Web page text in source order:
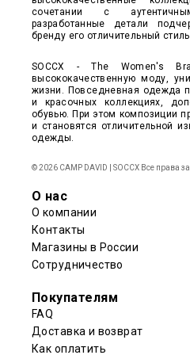
сочетании с
разработанные детали
бренду его отличительный
SOCCX - The Women's
высококачественную моду,
жизни. Повседневная одежда
и красочных коллекциях,
обувью. При этом композиции
и становятся отличительной
одежды.
© 2026 CAMP DAVID | SOCCX Все права
О нас
О компании
Контакты
Магазины в России
Сотрудничество
Покупателям
FAQ
Доставка и возврат
Как оплатить